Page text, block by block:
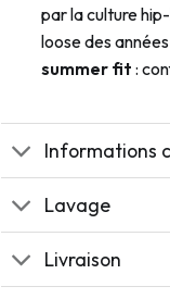
par la culture
loose des
summer fit :
Informations
Lavage
Livraison